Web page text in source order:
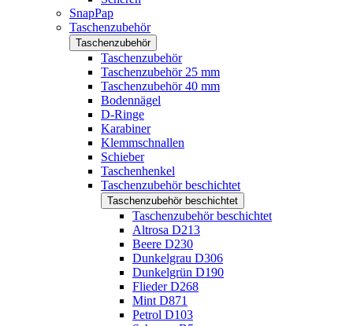
SnapPap
Taschenzubehör
Taschenzubehör
Taschenzubehör
Taschenzubehör 25 mm
Taschenzubehör 40 mm
Bodennägel
D-Ringe
Karabiner
Klemmschnallen
Schieber
Taschenhenkel
Taschenzubehör beschichtet
Taschenzubehör beschichtet
Taschenzubehör beschichtet
Altrosa D213
Beere D230
Dunkelgrau D306
Dunkelgrün D190
Flieder D268
Mint D871
Petrol D103